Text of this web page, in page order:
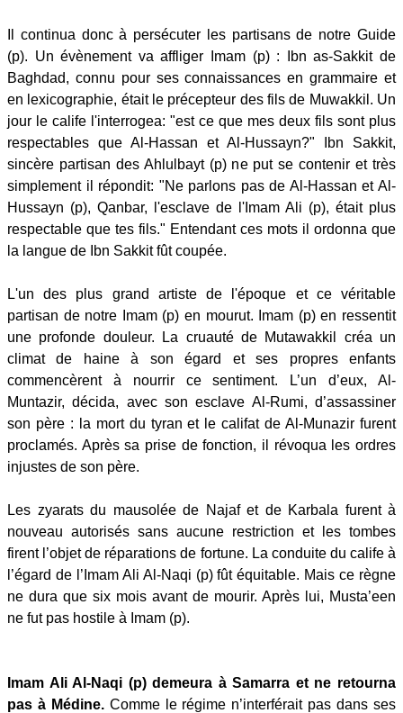
Il continua donc à persécuter les partisans de notre Guide
(p). Un évènement va affliger Imam (p) : Ibn as-Sakkit de
Baghdad, connu pour ses connaissances en grammaire et
en lexicographie, était le précepteur des fils de Muwakkil. Un
jour le calife l'interrogea: "est ce que mes deux fils sont plus
respectables que Al-Hassan et Al-Hussayn?" Ibn Sakkit,
sincère partisan des Ahlulbayt (p) ne put se contenir et très
simplement il répondit: "Ne parlons pas de Al-Hassan et Al-
Hussayn (p), Qanbar, l'esclave de l'Imam Ali (p), était plus
respectable que tes fils." Entendant ces mots il ordonna que
la langue de Ibn Sakkit fût coupée.
L'un des plus grand artiste de l'époque et ce véritable
partisan de notre Imam (p) en mourut. Imam (p) en ressentit
une profonde douleur. La cruauté de Mutawakkil créa un
climat de haine à son égard et ses propres enfants
commencèrent à nourrir ce sentiment. L’un d’eux, Al-
Muntazir, décida, avec son esclave Al-Rumi, d’assassiner
son père : la mort du tyran et le califat de Al-Munazir furent
proclamés. Après sa prise de fonction, il révoqua les ordres
injustes de son père.
Les zyarats du mausolée de Najaf et de Karbala furent à
nouveau autorisés sans aucune restriction et les tombes
firent l’objet de réparations de fortune. La conduite du calife à
l’égard de l’Imam Ali Al-Naqi (p) fût équitable. Mais ce règne
ne dura que six mois avant de mourir. Après lui, Musta’een
ne fut pas hostile à Imam (p).
Imam Ali Al-Naqi (p)demeura à Samarra et ne retourna
pas à Médine. Comme le régime n’interférait pas dans ses